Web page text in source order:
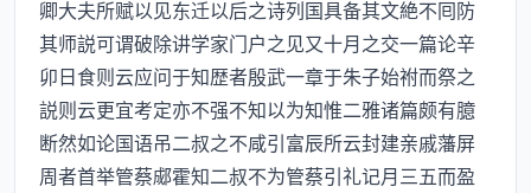
卿大夫所赋以见东迁以后之诗列国具备其文絶不囘防
其师説可谓破除讲学家门户之见又十月之交一篇论辛
卯日食则云应问于知歴者殷武一章于朱子始祔而祭之
説则云更宜考定亦不强不知以为知惟二雅诸篇颇有臆
断然如论国语吊二叔之不咸引富辰所云封建亲戚藩屏
周者首举管蔡郕霍知二叔不为管蔡引礼记月三五而盈